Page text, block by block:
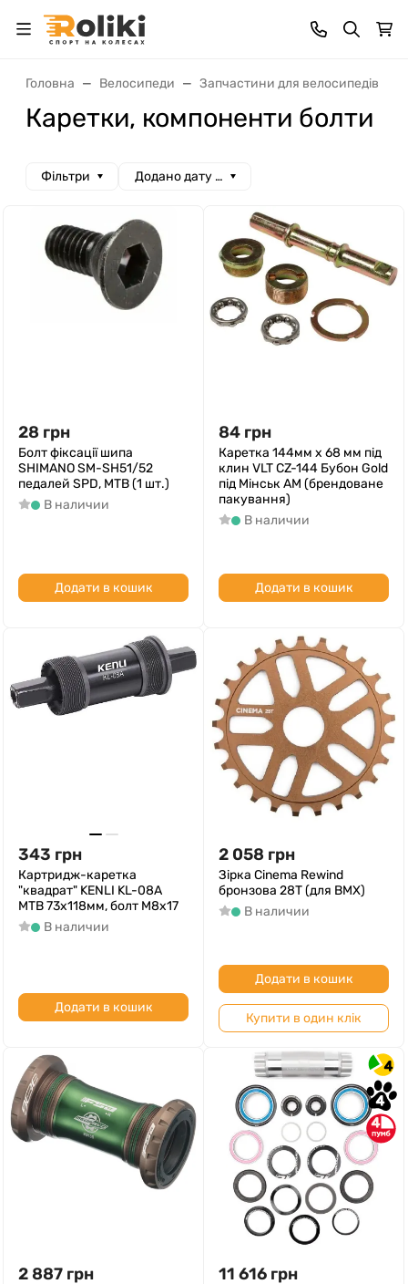
Головна Велосипеди Запчастини для велосипедів
Каретки, компоненти болти
Фільтри Додано дату спад
28 грн
Болт фіксації шипа
SHIMANO SM-SH51/52
педалей SPD, MTB (1 шт.)
В наличии
Додати в кошик
84 грн
Каретка 144мм x 68 мм під
клин VLT CZ-144 Бубон Gold
під Мінськ AM (брендоване
пакування)
В наличии
Додати в кошик
343 грн
Картридж-каретка
"квадрат" KENLI KL-08A
МТВ 73х118мм, болт M8x17
В наличии
Додати в кошик
2 058 грн
Зірка Cinema Rewind
бронзова 28T (для BMX)
В наличии
Додати в кошик
Купити в один клік
2 887 грн
4
4
4
11 616 грн